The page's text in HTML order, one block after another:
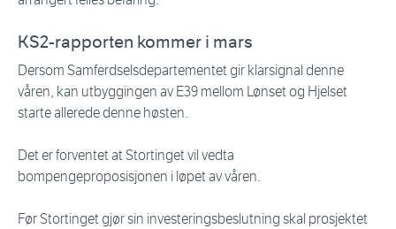
KS2-rapporten kommer i mars
Dersom Samferdselsdepartementet gir klarsignal denne
våren, kan utbyggingen av E39 mellom Lønset og Hjelset
starte allerede denne høsten.
Det er forventet at Stortinget vil vedta
bompengeproposisjonen i løpet av våren.
Før Stortinget gjør sin investeringsbeslutning skal prosjektet